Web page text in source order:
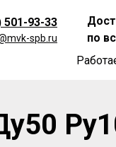
501-93-33
spb.ru
по